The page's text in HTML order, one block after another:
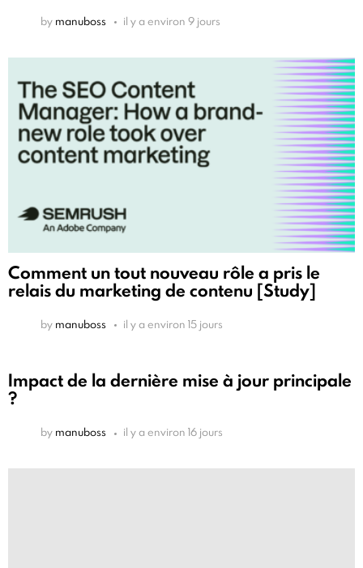
by manuboss il y a environ 9 jours
Comment un tout nouveau rôle a pris le
relais du marketing de contenu [Study]
by manuboss il y a environ 15 jours
Impact de la dernière mise à jour principale
?
by manuboss il y a environ 16 jours